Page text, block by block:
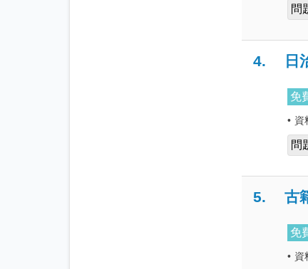
問
4. 日
免
• 資
問
5. 古
免
• 資